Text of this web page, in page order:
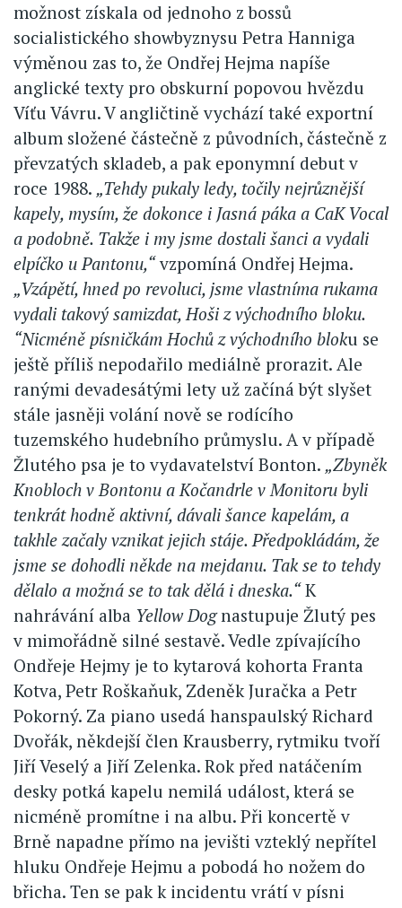
možnost získala od jednoho z bossů
socialistického showbyznysu Petra Hanniga
výměnou zas to, že Ondřej Hejma napíše
anglické texty pro obskurní popovou hvězdu
Víťu Vávru. V angličtině vychází také exportní
album složené částečně z původních, částečně z
převzatých skladeb, a pak eponymní debut v
roce 1988. „Tehdy pukaly ledy, točily nejrůznější
kapely, mysím, že dokonce i Jasná páka a CaK Vocal
a podobně. Takže i my jsme dostali šanci a vydali
elpíčko u Pantonu,“vzpomíná Ondřej Hejma.
„Vzápětí, hned po revoluci, jsme vlastníma rukama
vydali takový samizdat, Hoši z východního bloku.
“Nicméně písničkám Hochů z východního bloku se
ještě příliš nepodařilo mediálně prorazit. Ale
ranými devadesátými lety už začíná být slyšet
stále jasněji volání nově se rodícího
tuzemského hudebního průmyslu. A v případě
Žlutého psa je to vydavatelství Bonton. „Zbyněk
Knobloch v Bontonu a Kočandrle v Monitoru byli
tenkrát hodně aktivní, dávali šance kapelám, a
takhle začaly vznikat jejich stáje. Předpokládám, že
jsme se dohodli někde na mejdanu. Tak se to tehdy
dělalo a možná se to tak dělá i dneska.“K
nahrávání alba Yellow Dognastupuje Žlutý pes
v mimořádně silné sestavě. Vedle zpívajícího
Ondřeje Hejmy je to kytarová kohorta Franta
Kotva, Petr Roškaňuk, Zdeněk Juračka a Petr
Pokorný. Za piano usedá hanspaulský Richard
Dvořák, někdejší člen Krausberry, rytmiku tvoří
Jiří Veselý a Jiří Zelenka. Rok před natáčením
desky potká kapelu nemilá událost, která se
nicméně promítne i na albu. Při koncertě v
Brně napadne přímo na jevišti vzteklý nepřítel
hluku Ondřeje Hejmu a pobodá ho nožem do
břicha. Ten se pak k incidentu vrátí v písni